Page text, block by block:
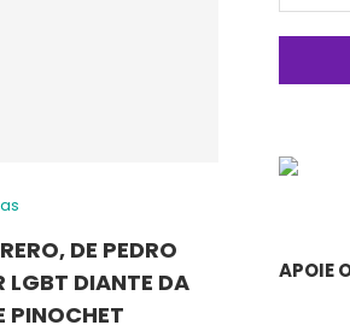
DE PEDRO
LGBT DIANTE DA
PINOCHET
APOIE